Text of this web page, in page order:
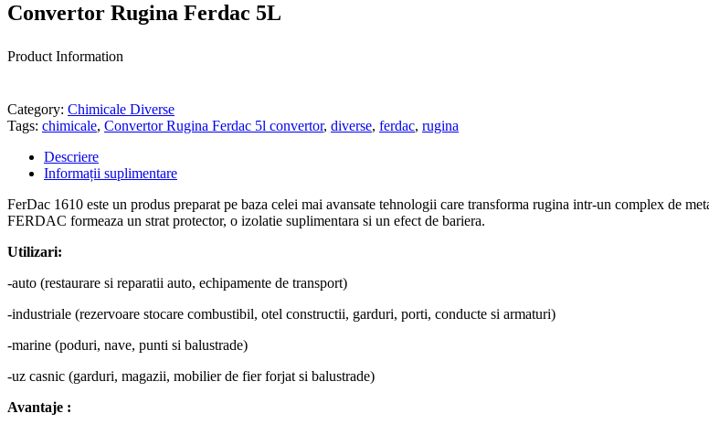
Convertor Rugina Ferdac 5L
Product Information
Category: Chimicale Diverse
Tags: chimicale, Convertor Rugina Ferdac 5l convertor, diverse, ferdac, rugina
Descriere
Informații suplimentare
FerDac 1610 este un produs preparat pe baza celei mai avansate tehnologii care transforma rugina intr-un complex de
FERDAC formeaza un strat protector, o izolatie suplimentara si un efect de bariera.
Utilizari:
-auto (restaurare si reparatii auto, echipamente de transport)
-industriale (rezervoare stocare combustibil, otel constructii, garduri, porti, conducte si armaturi)
-marine (poduri, nave, punti si balustrade)
-uz casnic (garduri, magazii, mobilier de fier forjat si balustrade)
Avantaje :